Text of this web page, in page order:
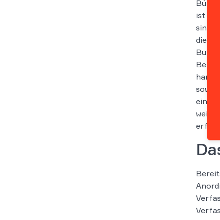
ist
sind
die
Bei
sowie
erfasst.